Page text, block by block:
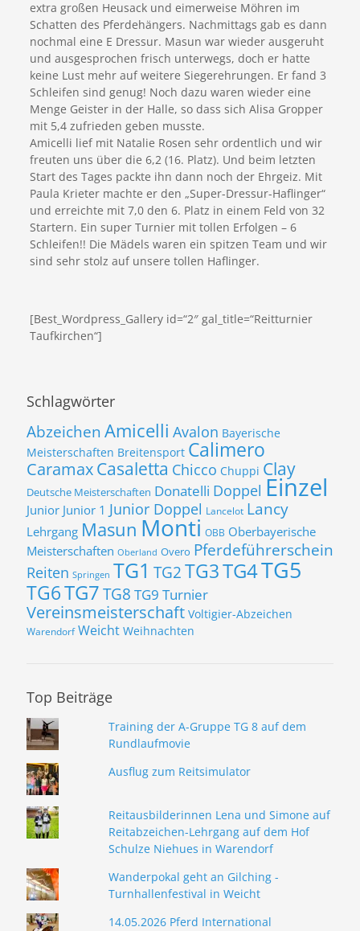
extra großen Heusack und eimerweise Möhren im
Schatten des Pferdehängers. Nachmittags gab es dann
nochmal eine E Dressur. Masun war wieder ausgeruht
und ausgesprochen frisch unterwegs, doch er hatte
keine Lust mehr auf weitere Siegerehrungen. Er fand 3
Schleifen sind genug! Noch dazu waren wieder eine
Menge Geister in der Halle, so dass sich Alisa Gropper
mit 5,4 zufrieden geben musste.
Amicelli lief mit Natalie Rosen sehr ordentlich und wir
freuten uns über die 6,2 (16. Platz). Und beim letzten
Start des Tages packte ihn dann noch der Ehrgeiz. Mit
Paula Krieter machte er den „Super-Dressur-Haflinger“
und erreichte mit 7,0 den 6. Platz in einem Feld von 32
Startern. Ein super Turnier mit tollen Erfolgen – 6
Schleifen!! Die Mädels waren ein spitzen Team und wir
sind sehr stolz auf unsere tollen Haflinger.
[Best_Wordpress_Gallery id=“2″ gal_title=“Reitturnier
Taufkirchen“]
Schlagwörter
Abzeichen Amicelli Avalon Bayerische
Meisterschaften Breitensport Calimero
CaramaxCasaletta Chicco Chuppi Clay
Deutsche Meisterschaften Donatelli Doppel Einzel
Junior Junior 1 Junior Doppel Lancelot Lancy
Lehrgang Masun Monti OBB Oberbayerische
Meisterschaften Oberland Overo Pferdeführerschein
Reiten Springen TG1 TG2TG3TG4TG5
TG6TG7TG8 TG9 Turnier
Vereinsmeisterschaft Voltigier-Abzeichen
Warendorf Weicht Weihnachten
Top Beiträge
Training der A-Gruppe TG 8 auf dem
Rundlaufmovie
Ausflug zum Reitsimulator
Reitausbilderinnen Lena und Simone auf
Reitabzeichen-Lehrgang auf dem Hof
Schulze Niehues in Warendorf
Wanderpokal geht an Gilching -
Turnhallenfestival in Weicht
14.05.2026 Pferd International